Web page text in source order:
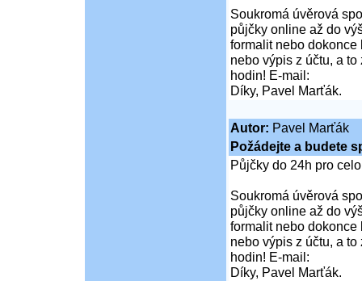
Soukromá úvěrová
půjčky online až do
formalit nebo dokonce
nebo výpis z účtu, a
hodin! E-mail:
Díky, Pavel Marťák.
Autor: Pavel Marťák
Požádejte a budete
Půjčky do 24h pro
Soukromá úvěrová
půjčky online až do
formalit nebo dokonce
nebo výpis z účtu, a
hodin! E-mail:
Díky, Pavel Marťák.